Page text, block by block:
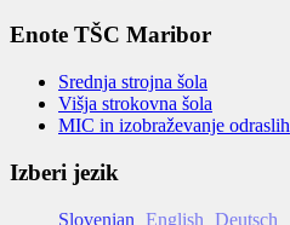
Enote TŠC Maribor
Srednja strojna šola
Višja strokovna šola
MIC in izobraževanje odraslih
Izberi jezik
Slovenian English Deutsch